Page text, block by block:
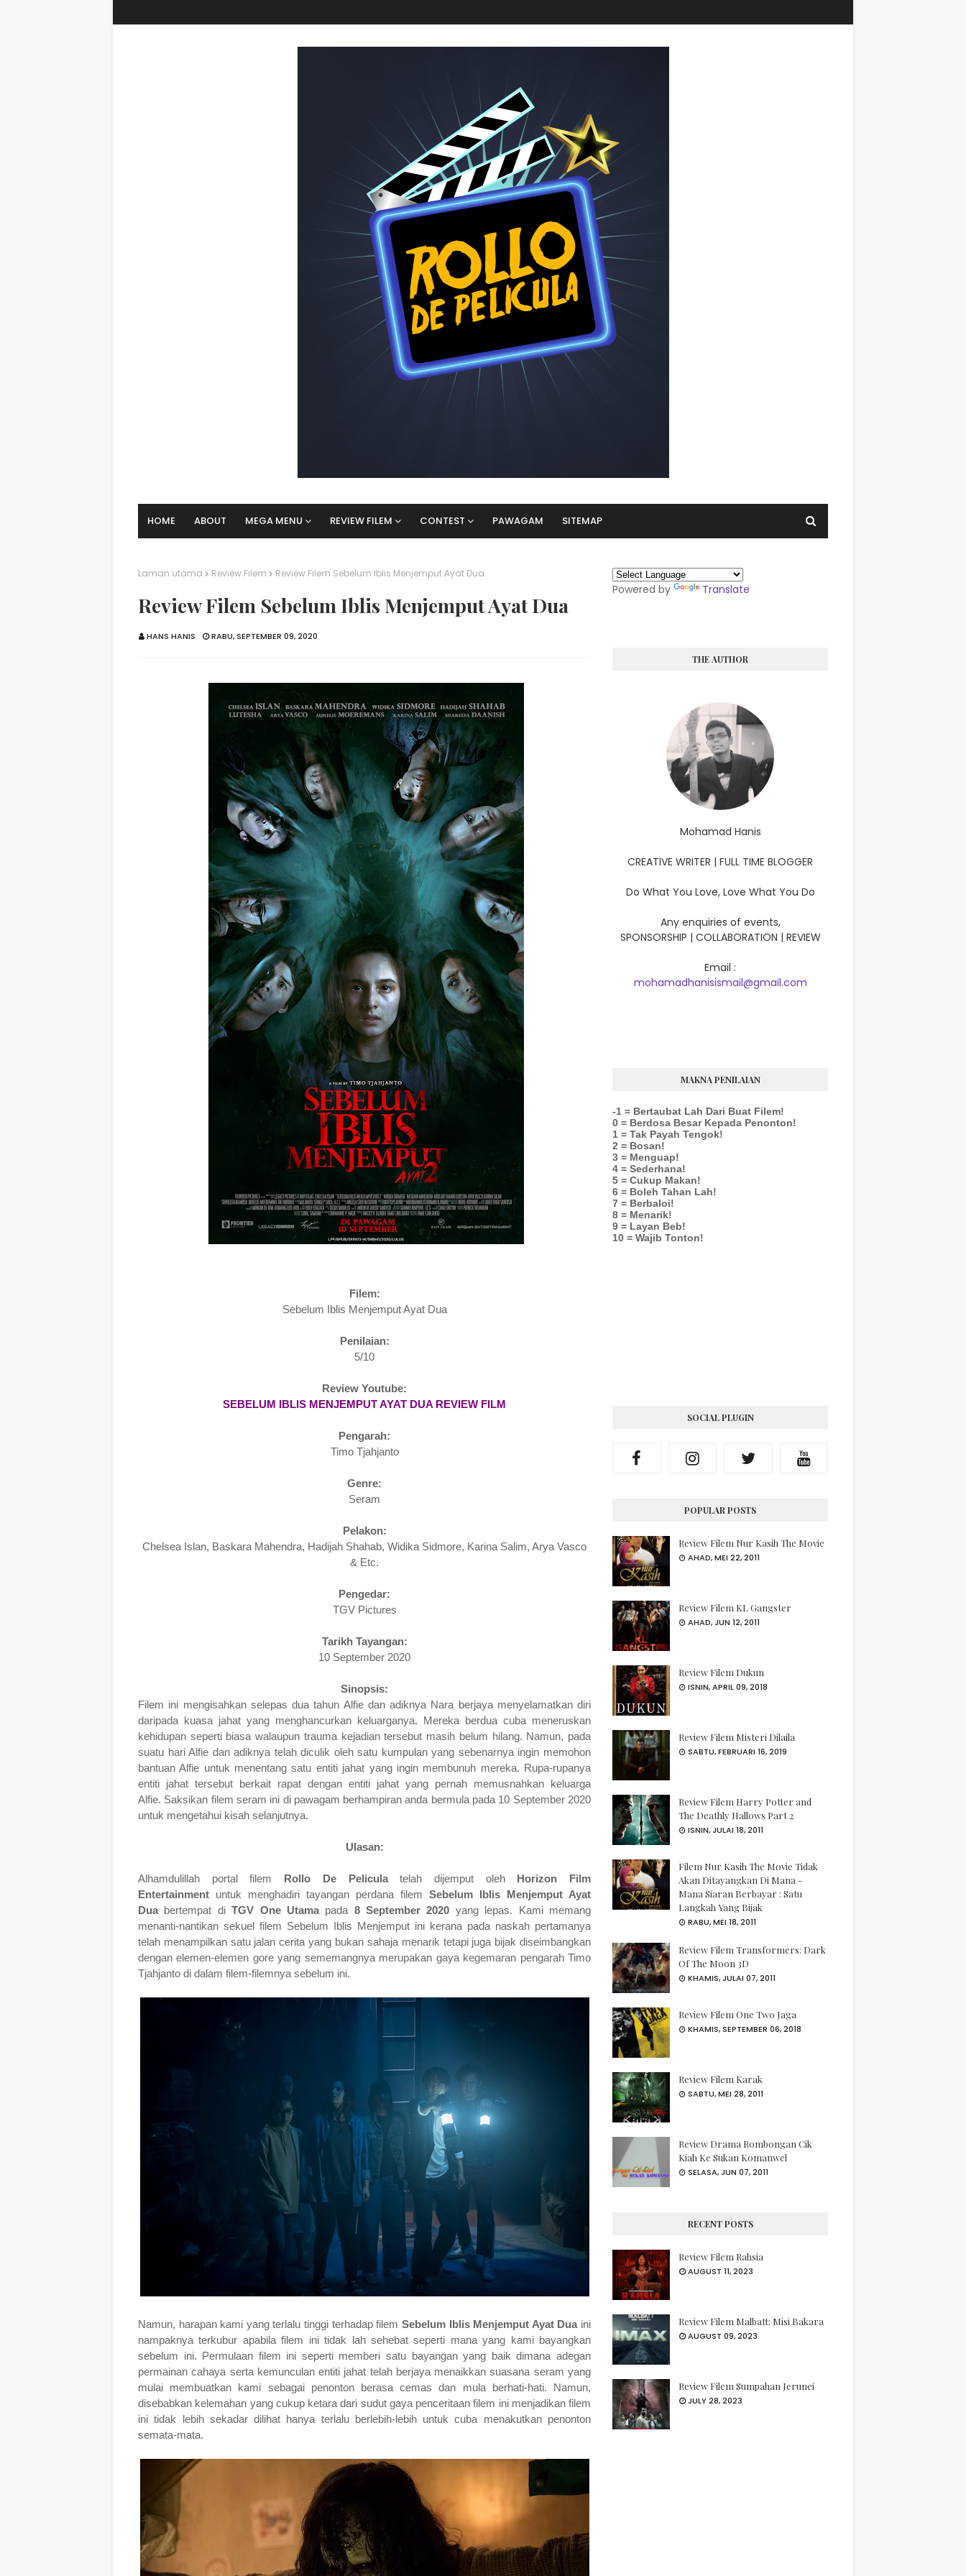
HOME ABOUT MEGA MENU REVIEW FILEM CONTEST PAWAGAM SITEMAP
Laman utama Review Filem Review Filem Sebelum Iblis Menjemput Ayat Dua
Review Filem Sebelum Iblis Menjemput Ayat Dua
HANS HANIS RABU, SEPTEMBER 09, 2020
Filem:
Sebelum Iblis Menjemput Ayat Dua
Penilaian:
5/10
Review Youtube:
SEBELUM IBLIS MENJEMPUT AYAT DUA REVIEW FILM
Pengarah:
Timo Tjahjanto
Genre:
Seram
Pelakon:
Chelsea Islan, Baskara Mahendra, Hadijah Shahab, Widika Sidmore, Karina Salim, Arya Vasco
& Etc.
Pengedar:
TGV Pictures
Tarikh Tayangan:
10 September 2020
Sinopsis:
Filem ini mengisahkan selepas dua tahun Alfie dan adiknya Nara berjaya menyelamatkan diri
daripada kuasa jahat yang menghancurkan keluarganya. Mereka berdua cuba meneruskan
kehidupan seperti biasa walaupun trauma kejadian tersebut masih belum hilang. Namun, pada
suatu hari Alfie dan adiknya telah diculik oleh satu kumpulan yang sebenarnya ingin memohon
bantuan Alfie untuk menentang satu entiti jahat yang ingin membunuh mereka. Rupa-rupanya
entiti jahat tersebut berkait rapat dengan entiti jahat yang pernah memusnahkan keluarga
Alfie. Saksikan filem seram ini di pawagam berhampiran anda bermula pada 10 September 2020
untuk mengetahui kisah selanjutnya.
Ulasan:
Alhamdulillah portal filem Rollo De Peliculatelah dijemput oleh Horizon Film
Entertainment untuk menghadiri tayangan perdana filem Sebelum Iblis Menjemput Ayat
Dua bertempat diTGV One Utama pada 8 September 2020 yang lepas. Kami memang
menanti-nantikan sekuel filem Sebelum Iblis Menjemput ini kerana pada naskah pertamanya
telah menampilkan satu jalan cerita yang bukan sahaja menarik tetapi juga bijak diseimbangkan
dengan elemen-elemen gore yang sememangnya merupakan gaya kegemaran pengarah Timo
Tjahjanto di dalam filem-filemnya sebelum ini.
Namun, harapan kami yang terlalu tinggi terhadap filem Sebelum Iblis Menjemput Ayat Dua ini
nampaknya terkubur apabila filem ini tidak lah sehebat seperti mana yang kami bayangkan
sebelum ini. Permulaan filem ini seperti memberi satu bayangan yang baik dimana adegan
permainan cahaya serta kemunculan entiti jahat telah berjaya menaikkan suasana seram yang
mulai membuatkan kami sebagai penonton berasa cemas dan mula berhati-hati. Namun,
disebabkan kelemahan yang cukup ketara dari sudut gaya penceritaan filem ini menjadikan filem
ini tidak lebih sekadar dilihat hanya terlalu berlebih-lebih untuk cuba menakutkan penonton
semata-mata.
Powered by Translate
THE AUTHOR
Mohamad Hanis
CREATIVE WRITER | FULL TIME BLOGGER
Do What You Love, Love What You Do
Any enquiries of events,
SPONSORSHIP | COLLABORATION | REVIEW
Email :
mohamadhanisismail@gmail.com
MAKNA PENILAIAN
-1 = Bertaubat Lah Dari Buat Filem!
0 = Berdosa Besar Kepada Penonton!
1 = Tak Payah Tengok!
2 = Bosan!
3 = Menguap!
4 = Sederhana!
5 = Cukup Makan!
6 = Boleh Tahan Lah!
7 = Berbaloi!
8 = Menarik!
9 = Layan Beb!
10 = Wajib Tonton!
SOCIAL PLUGIN
POPULAR POSTS
Review Filem Nur Kasih The Movie
AHAD, MEI 22, 2011
Review Filem KL Gangster
AHAD, JUN 12, 2011
Review Filem Dukun
ISNIN, APRIL 09, 2018
Review Filem Misteri Dilaila
SABTU, FEBRUARI 16, 2019
Review Filem Harry Potter and
The Deathly Hallows Part 2
ISNIN, JULAI 18, 2011
Filem Nur Kasih The Movie Tidak
Akan Ditayangkan Di Mana -
Mana Siaran Berbayar : Satu
Langkah Yang Bijak
RABU, MEI 18, 2011
Review Filem Transformers: Dark
Of The Moon 3D
KHAMIS, JULAI 07, 2011
Review Filem One Two Jaga
KHAMIS, SEPTEMBER 06, 2018
Review Filem Karak
SABTU, MEI 28, 2011
Review Drama Rombongan Cik
Kiah Ke Sukan Komanwel
SELASA, JUN 07, 2011
RECENT POSTS
Review Filem Rahsia
AUGUST 11, 2023
Review Filem Malbatt: Misi Bakara
AUGUST 09, 2023
Review Filem Sumpahan Jerunei
JULY 28, 2023